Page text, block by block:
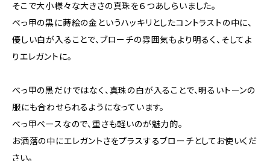
そこで大小様々な大きさの真珠を６つあしらいました。
べっ甲の黒に蒔絵の金というハッキリとしたコントラストの中に、
優しい白が入ることで、ブローチの雰囲気もより明るく、そしてよ
りエレガントに。
べっ甲の黒だけではなく、真珠の白が入ることで、明るいトーンの
服にも合わせられるようになっています。
べっ甲ベースなので、重さも軽いのが魅力的。
お洒落の中にエレガントさをプラスするブローチとしてお使いくだ
さい。